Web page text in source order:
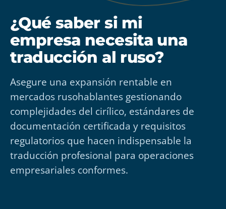
¿Qué saber si mi
empresa necesita una
traducción al ruso?
Asegure una expansión rentable en
mercados rusohablantes gestionando
complejidades del cirílico, estándares de
documentación certificada y requisitos
regulatorios que hacen indispensable la
traducción profesional para operaciones
empresariales conformes.